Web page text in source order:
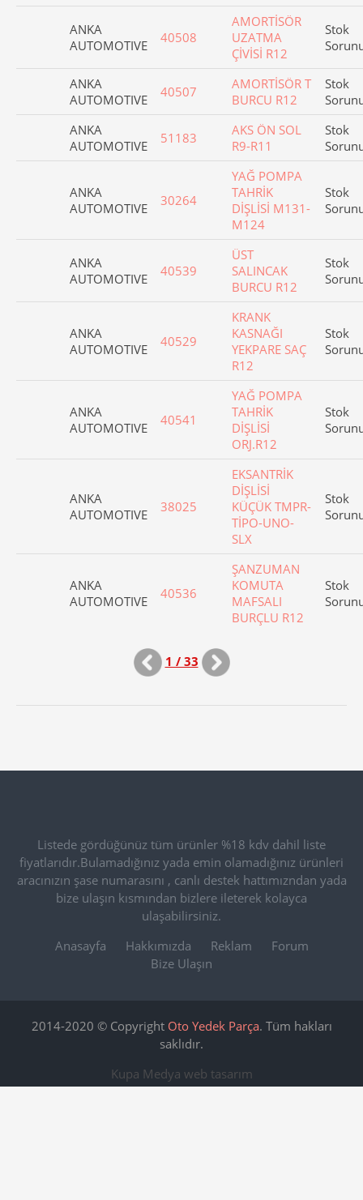
ANKA
AUTOMOTIVE
40508
AMORTİSÖR
UZATMA
ÇİVİSİ R12
Stok
ANKA
AUTOMOTIVE
40507
AMORTİSÖR T
BURCU R12
Stok
ANKA
AUTOMOTIVE
51183
AKS ÖN SOL
R9-R11
Stok
ANKA
AUTOMOTIVE
30264
YAĞ POMPA
TAHRİK
DİŞLİSİ M131-
M124
Stok
ANKA
AUTOMOTIVE
40539
ÜST
SALINCAK
BURCU R12
Stok
ANKA
AUTOMOTIVE
40529
KRANK
KASNAĞI
YEKPARE SAÇ
R12
Stok
ANKA
AUTOMOTIVE
40541
YAĞ POMPA
TAHRİK
DİŞLİSİ
ORJ.R12
Stok
ANKA
AUTOMOTIVE
38025
EKSANTRİK
DİŞLİSİ
KÜÇÜK TMPR-
TİPO-UNO-
SLX
Stok
ANKA
AUTOMOTIVE
40536
ŞANZUMAN
KOMUTA
MAFSALI
BURÇLU R12
Stok
1 / 33
Listede gördüğünüz tüm ürünler %18 kdv dahil liste
fiyatlarıdır.Bulamadığınız yada emin olamadığınız ürünleri
aracınızın şase numarasını , canlı destek hattımızndan yada
bize ulaşın kısmından bizlere ileterek kolayca
ulaşabilirsiniz.
Anasayfa
Hakkımızda Reklam
Forum
Bize Ulaşın
2014-2020 © Copyright Oto Yedek Parça. Tüm hakları
saklıdır.
Kupa Medya web tasarım